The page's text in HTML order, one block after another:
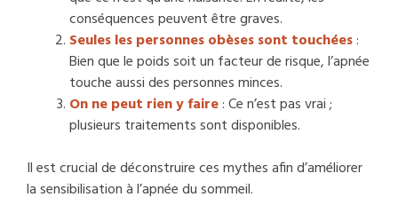
conséquences peuvent être graves.
Seules les personnes obèses sont touchées:
Bien que le poids soit un facteur de risque, l’apnée
touche aussi des personnes minces.
On ne peut rien y faire: Ce n’est pas vrai ;
plusieurs traitements sont disponibles.
Il est crucial de déconstruire ces mythes afin d’améliorer
la sensibilisation à l’apnée du sommeil.